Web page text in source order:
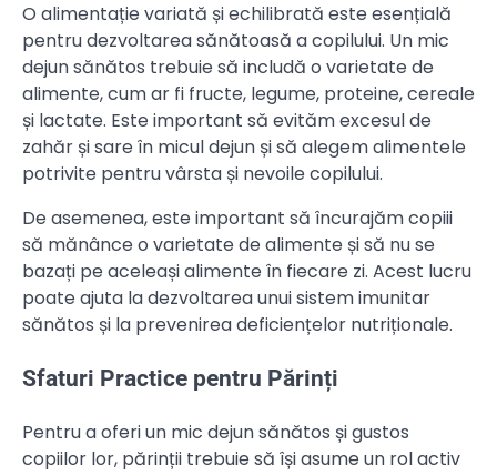
O alimentație variată și echilibrată este esențială
pentru dezvoltarea sănătoasă a copilului. Un mic
dejun sănătos trebuie să includă o varietate de
alimente, cum ar fi fructe, legume, proteine, cereale
și lactate. Este important să evităm excesul de
zahăr și sare în micul dejun și să alegem alimentele
potrivite pentru vârsta și nevoile copilului.
De asemenea, este important să încurajăm copiii
să mănânce o varietate de alimente și să nu se
bazați pe aceleași alimente în fiecare zi. Acest lucru
poate ajuta la dezvoltarea unui sistem imunitar
sănătos și la prevenirea deficiențelor nutriționale.
Sfaturi Practice pentru Părinți
Pentru a oferi un mic dejun sănătos și gustos
copiilor lor, părinții trebuie să își asume un rol activ